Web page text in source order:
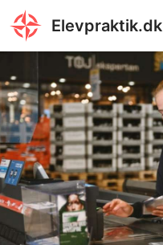
Elevpraktik.dk